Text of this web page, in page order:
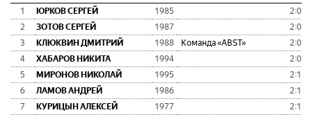
1 ЮРКОВ СЕРГЕЙ 1985
2
ЗОТОВ СЕРГЕЙ 1987
3
КЛЮКВИН ДМИТРИЙ 1988 Команда «ABST»
4
ХАБАРОВ НИКИТА 1994
5
МИРОНОВ НИКОЛАЙ 1995
6
ЛАМОВ АНДРЕЙ 1986
7
КУРИЦЫН АЛЕКСЕЙ 1977